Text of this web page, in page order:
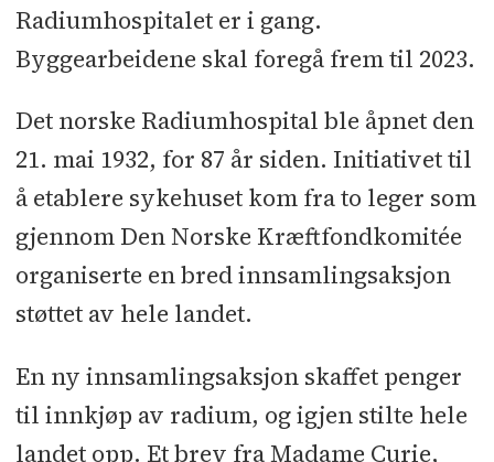
Radiumhospitalet er i gang.
Byggearbeidene skal foregå frem til 2023.
Det norske Radiumhospital ble åpnet den
21. mai 1932, for 87 år siden. Initiativet til
å etablere sykehuset kom fra to leger som
gjennom Den Norske Kræftfondkomitée
organiserte en bred innsamlingsaksjon
støttet av hele landet.
En ny innsamlingsaksjon skaffet penger
til innkjøp av radium, og igjen stilte hele
landet opp. Et brev fra Madame Curie,